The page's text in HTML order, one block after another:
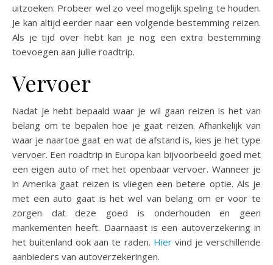
uitzoeken. Probeer wel zo veel mogelijk speling te houden.
Je kan altijd eerder naar een volgende bestemming reizen.
Als je tijd over hebt kan je nog een extra bestemming
toevoegen aan jullie roadtrip.
Vervoer
Nadat je hebt bepaald waar je wil gaan reizen is het van
belang om te bepalen hoe je gaat reizen. Afhankelijk van
waar je naartoe gaat en wat de afstand is, kies je het type
vervoer. Een roadtrip in Europa kan bijvoorbeeld goed met
een eigen auto of met het openbaar vervoer. Wanneer je
in Amerika gaat reizen is vliegen een betere optie. Als je
met een auto gaat is het wel van belang om er voor te
zorgen dat deze goed is onderhouden en geen
mankementen heeft. Daarnaast is een autoverzekering in
het buitenland ook aan te raden. Hiervind je verschillende
aanbieders van autoverzekeringen.